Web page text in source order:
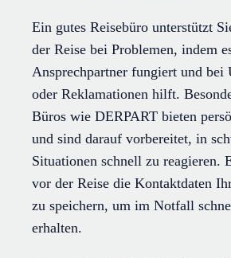
Ein gutes Reisebüro unterstützt
der Reise bei Problemen, indem
Ansprechpartner fungiert und bei
oder Reklamationen hilft.
Büros wie DERPART bieten
und sind darauf vorbereitet, in
Situationen schnell zu reagieren.
vor der Reise die Kontaktdaten
zu speichern, um im Notfall
erhalten.